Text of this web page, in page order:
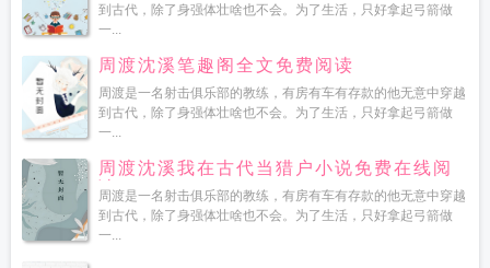
到古代，除了身强体壮啥也不会。为了生活，只好拿起弓箭做
一...
周渡沈溪笔趣阁全文免费阅读
周渡是一名射击俱乐部的教练，有房有车有存款的他无意中穿越
到古代，除了身强体壮啥也不会。为了生活，只好拿起弓箭做
一...
周渡沈溪我在古代当猎户小说免费在线阅
读
周渡是一名射击俱乐部的教练，有房有车有存款的他无意中穿越
到古代，除了身强体壮啥也不会。为了生活，只好拿起弓箭做
一...